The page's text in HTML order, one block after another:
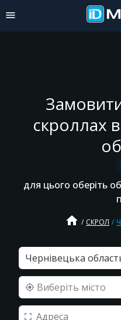
скроллах
для цього оберіть
home СКРОЛ
Чернівецька
Виберіть місто